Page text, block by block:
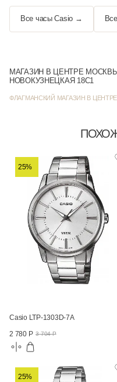
Все часы Casio →
МАГАЗИН В ЦЕНТРЕ МОСКВЫ
НОВОКУЗНЕЦКАЯ 18С1
ФЛАГМАНСКИЙ МАГАЗИН В
25%
Casio LTP-1303D-7A
2 780 Р 3 704 Р
25%